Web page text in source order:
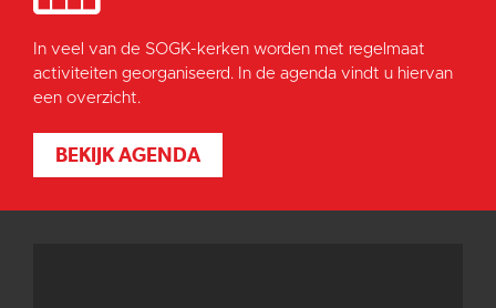
In veel van de SOGK-kerken worden met regelmaat
activiteiten georganiseerd. In de agenda vindt u hiervan
een overzicht.
BEKIJK AGENDA